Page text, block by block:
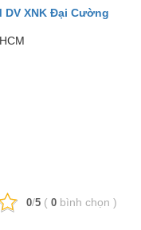
DV XNK Đại Cường
0/5 ( 0 bình chọn )